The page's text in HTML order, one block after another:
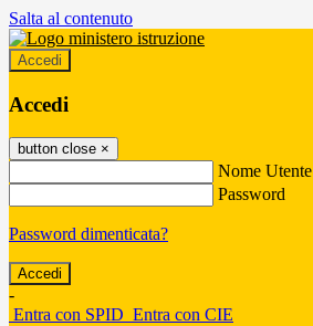
Salta al contenuto
Accedi
Accedi
button close ×
Nome Utente
Password
Password dimenticata?
-
Entra con SPID Entra con CIE